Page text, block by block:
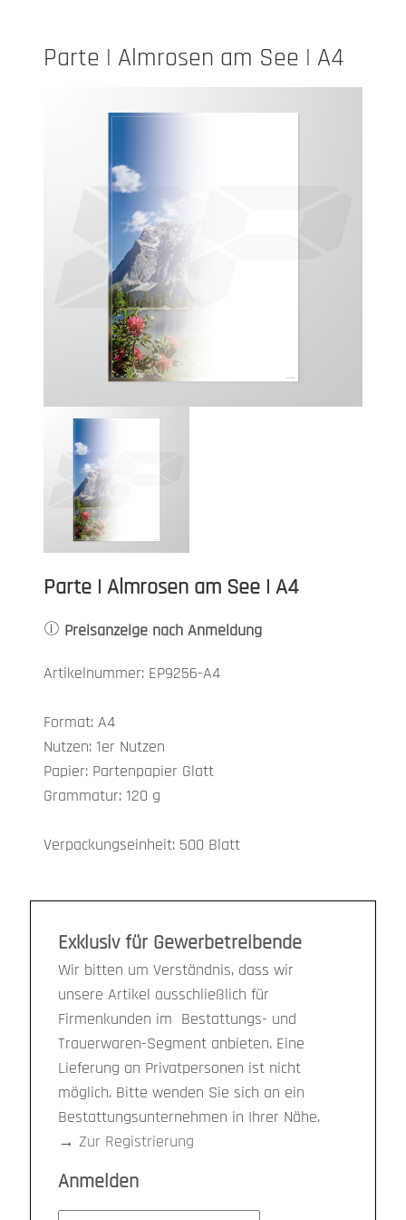
Parte | Almrosen am See | A4
Parte | Almrosen am See | A4
Preisanzeige nach Anmeldung
Artikelnummer: EP9256-A4
Format: A4
Nutzen: 1er Nutzen
Papier: Partenpapier Glatt
Grammatur: 120 g
Verpackungseinheit: 500 Blatt
Exklusiv für Gewerbetreibende
Wir bitten um Verständnis, dass wir
unsere Artikel ausschließlich für
Firmenkunden im Bestattungs- und
Trauerwaren-Segment anbieten. Eine
Lieferung an Privatpersonen ist nicht
möglich. Bitte wenden Sie sich an ein
Bestattungsunternehmen in Ihrer Nähe.
→ Zur Registrierung
Anmelden